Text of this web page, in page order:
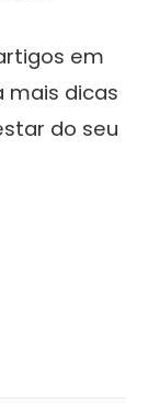
em
mais dicas
do seu